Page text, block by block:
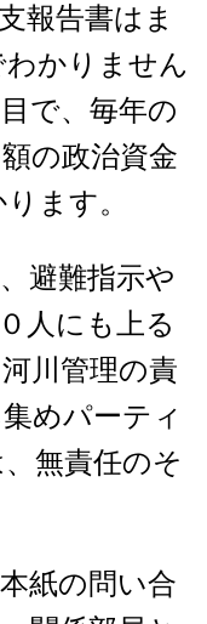
報告書はま
かりません
で、毎年の
の政治資金
ます。
避難指示や
人にも上る
川管理の責
めパーティ
無責任のそ
紙の問い合